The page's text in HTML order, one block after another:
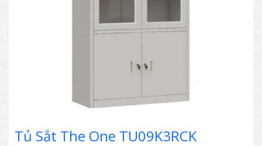
Tủ Sắt The One TU09K3RCK